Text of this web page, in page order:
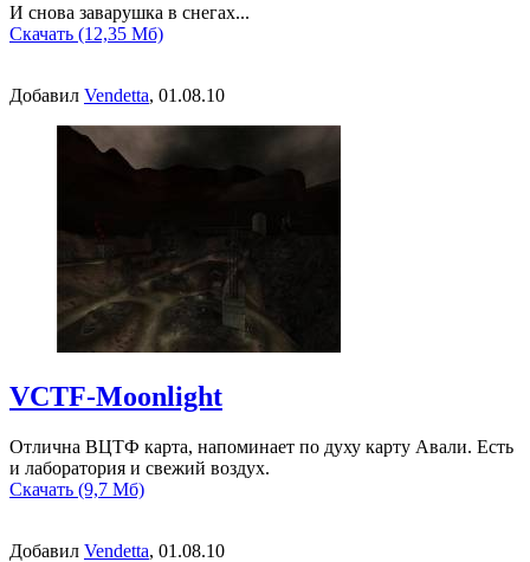
И снова заварушка в снегах...
Скачать (12,35 Мб)
Добавил Vendetta, 01.08.10
VCTF-Moonlight
Отлична ВЦТФ карта, напоминает по духу карту Авали. Есть
и лаборатория и свежий воздух.
Скачать (9,7 Мб)
Добавил Vendetta, 01.08.10